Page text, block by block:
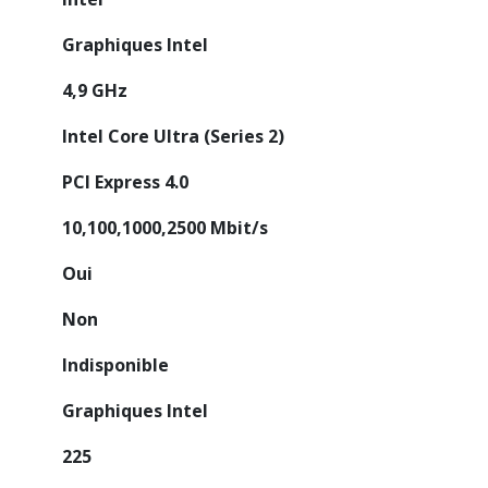
Graphiques Intel
4,9 GHz
Intel Core Ultra (Series 2)
PCI Express 4.0
10,100,1000,2500 Mbit/s
Oui
Non
Indisponible
Graphiques Intel
225